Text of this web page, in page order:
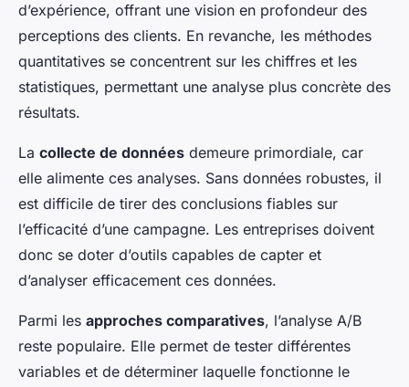
d’expérience, offrant une vision en profondeur des
perceptions des clients. En revanche, les méthodes
quantitatives se concentrent sur les chiffres et les
statistiques, permettant une analyse plus concrète des
résultats.
La collecte de données demeure primordiale, car
elle alimente ces analyses. Sans données robustes, il
est difficile de tirer des conclusions fiables sur
l’efficacité d’une campagne. Les entreprises doivent
donc se doter d’outils capables de capter et
d’analyser efficacement ces données.
Parmi les approches comparatives, l’analyse A/B
reste populaire. Elle permet de tester différentes
variables et de déterminer laquelle fonctionne le